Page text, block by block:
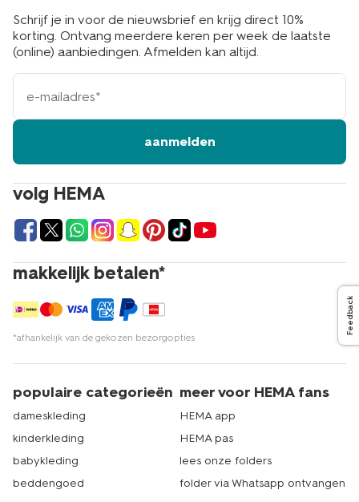
volg HEMA
makkelijk betalen*
*afhankelijk van de gekozen bezorgopties
Schrijf je in voor de nieuwsbrief en krijg direct 10%
korting. Ontvang meerdere keren per week de laatste
(online) aanbiedingen. Afmelden kan altijd.
e-
mailadres
aanmelden
populaire categorieën
dameskleding
kinderkleding
babykleding
beddengoed
meer voor HEMA fans
HEMA app
HEMA pas
lees onze folders
folder via Whatsapp ontvangen
Feedback